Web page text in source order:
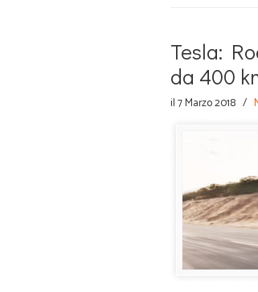
Tesla:
da 400
il 7 Marzo 2018 /